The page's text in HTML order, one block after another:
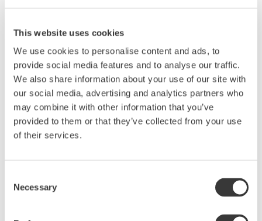
This website uses cookies
We use cookies to personalise content and ads, to
provide social media features and to analyse our traffic.
We also share information about your use of our site with
our social media, advertising and analytics partners who
may combine it with other information that you’ve
provided to them or that they’ve collected from your use
of their services.
Selection
Necessary
LARGE BOWL,
PINEAPPLE
Skål, 35 cm
1 649
LARGE BOWL, SEAWEED
1 649